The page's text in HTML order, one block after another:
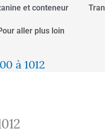
et conteneur
aller plus loin
à 1012